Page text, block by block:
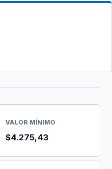
VALOR MÍNIMO
$4.275,43